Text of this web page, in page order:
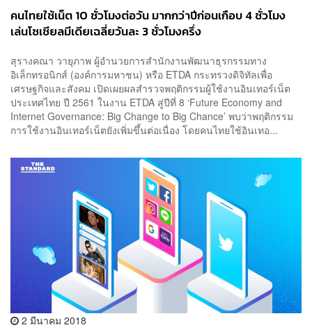
คนไทยใช้เน็ต 10 ชั่วโมงต่อวัน มากกว่าปีก่อนเกือบ 4 ชั่วโมง
เล่นโซเชียลมีเดียเฉลี่ยวันละ 3 ชั่วโมงครึ่ง
สุรางคณา วายุภาพ ผู้อำนวยการสำนักงานพัฒนาธุรกรรมทาง
อิเล็กทรอนิกส์ (องค์การมหาชน) หรือ ETDA กระทรวงดิจิทัลเพื่อ
เศรษฐกิจและสังคม เปิดเผยผลสำรวจพฤติกรรมผู้ใช้งานอินเทอร์เน็ต
ประเทศไทย ปี 2561 ในงาน ETDA สู่ปีที่ 8 ‘Future Economy and
Internet Governance: Big Change to Big Chance’ พบว่าพฤติกรรม
การใช้งานอินเทอร์เน็ตยังเพิ่มขึ้นต่อเนื่อง โดยคนไทยใช้อินเทอ...
2 มีนาคม 2018